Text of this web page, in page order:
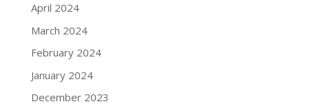
April 2024
March 2024
February 2024
January 2024
December 2023